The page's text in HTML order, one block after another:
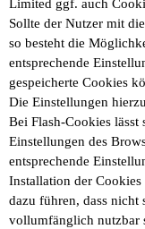
Limited ggf. auch
Sollte der Nutzer mit
so besteht die
entsprechende
gespeicherte Cookies
Die Einstellungen
Bei Flash-Cookies
Einstellungen des
entsprechende
Installation der
dazu führen, dass nicht
vollumfänglich nutzbar